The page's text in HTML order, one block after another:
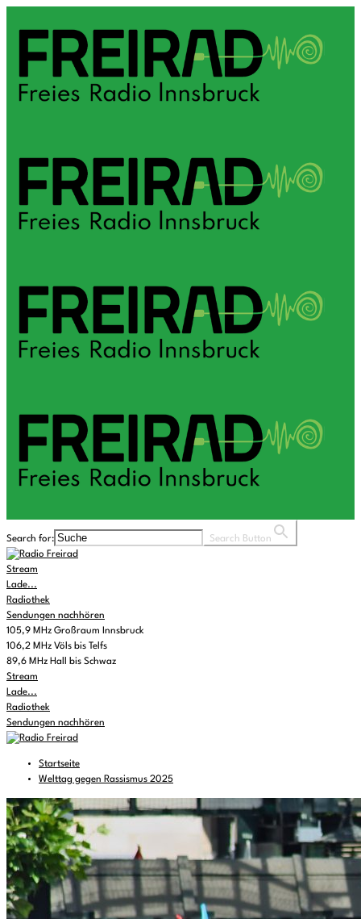
Search for: Search Button
Stream
Lade...
Radiothek
Sendungen nachhören
105,9 MHz Großraum Innsbruck
106,2 MHz Völs bis Telfs
89,6 MHz Hall bis Schwaz
Stream
Lade...
Radiothek
Sendungen nachhören
Startseite
Welttag gegen Rassismus 2025